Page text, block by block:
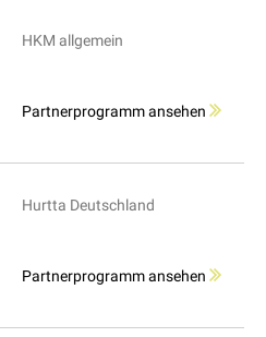
HKM allgemein
Partnerprogramm ansehen
Hurtta Deutschland
Partnerprogramm ansehen